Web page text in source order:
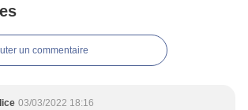
un commentaire
03/03/2022 18:16